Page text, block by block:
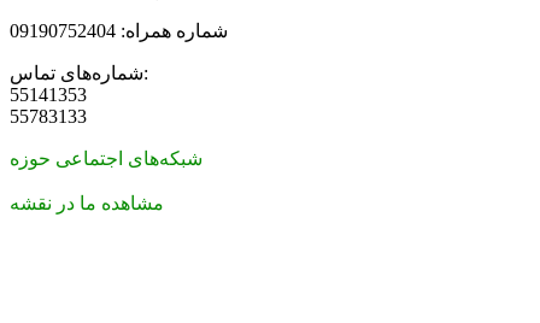
شماره همراه: 09190752404
شماره‌های تماس:
55141353
55783133
شبکه‌های اجتماعی حوزه
مشاهده ما در نقشه